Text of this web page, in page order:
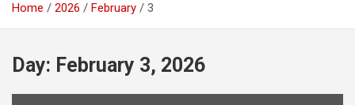
Home 2026 February 3
Day: February 3, 2026